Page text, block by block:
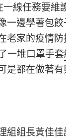
一線任務要維
一邊學著包
老家的疫情防
一堆口罩手套
是都在做著
組長黃佳佳